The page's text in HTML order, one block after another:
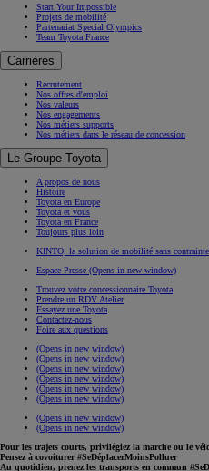
Start Your Impossible
Projets de mobilité
Partenariat Special Olympics
Team Toyota France
Carrières
Recrutement
Nos offres d'emploi
Nos valeurs
Nos engagements
Nos métiers supports
Nos métiers dans le réseau de concession
Le Groupe Toyota
A propos de nous
Histoire
Toyota en Europe
Toyota et vous
Toyota en France
Toujours plus loin
KINTO, la solution de mobilité sans contrainte
Espace Presse (Opens in new window)
Trouvez votre concessionnaire Toyota
Prendre un RDV Atelier
Essayez une Toyota
Contactez-nous
Foire aux questions
(Opens in new window)
(Opens in new window)
(Opens in new window)
(Opens in new window)
(Opens in new window)
(Opens in new window)
(Opens in new window)
(Opens in new window)
Pour les trajets courts, privilégiez la marche ou le
Pensez à covoiturer #SeDéplacerMoinsPolluer
Au quotidien, prenez les transports en commun